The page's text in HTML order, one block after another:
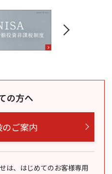
の方へ
ご案内
は、はじめてのお客様専用